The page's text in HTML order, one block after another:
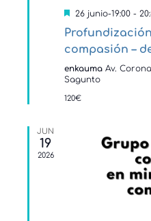
Destacado
26 junio-19:00-
compasión –
enkauma Av.
Sagunto
120€
JUN
19
2026